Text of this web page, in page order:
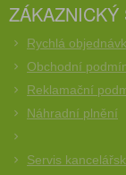
ZÁKAZNICKÝ
Rychlá
Obchodní
Reklamační
Náhradní plnění
Servis